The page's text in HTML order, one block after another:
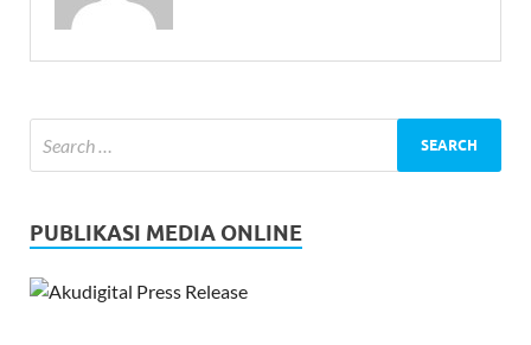
PUBLIKASI MEDIA ONLINE